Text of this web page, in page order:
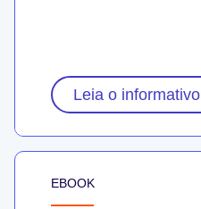
Leia o informativo
EBOOK